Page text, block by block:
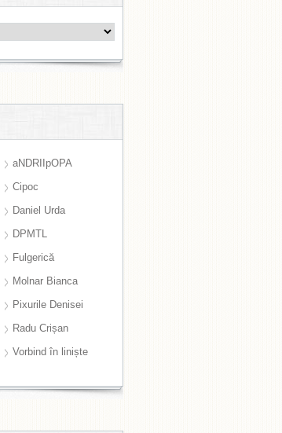
aNDRIIpOPA
Cipoc
Daniel Urda
DPMTL
Fulgerică
Molnar Bianca
Pixurile Denisei
Radu Crișan
Vorbind în liniște